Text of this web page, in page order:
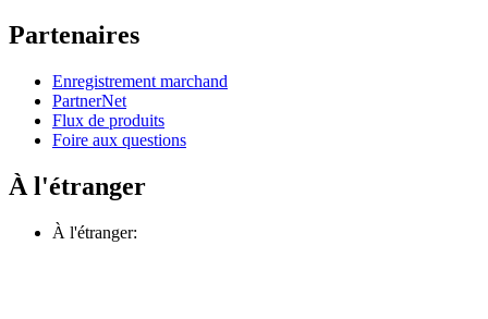
Partenaires
Enregistrement marchand
PartnerNet
Flux de produits
Foire aux questions
À l'étranger
À l'étranger: